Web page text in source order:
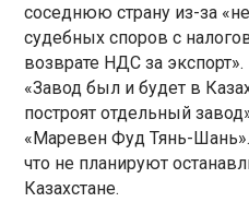
соседнюю страну из-за
судебных споров с
возврате НДС за экспорт».
«Завод был и будет в
построят отдельный
«Маревен Фуд Тянь-
что не планируют
Казахстане.